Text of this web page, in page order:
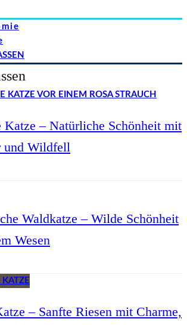
Katze – Natürliche Schönheit mit
und Wildfell
Waldkatze – Wilde Schönheit
Wesen
– Sanfte Riesen mit Charme,